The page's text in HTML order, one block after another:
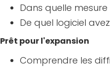
Dans quelle
De quel logiciel
Prêt pour l'expansion
Comprendre les